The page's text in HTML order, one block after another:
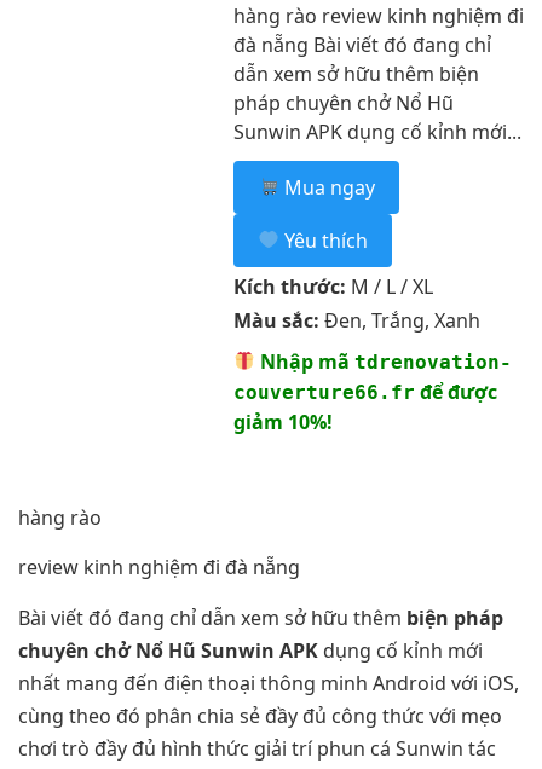
hàng rào review kinh nghiệm đi
đà nẵng Bài viết đó đang chỉ
dẫn xem sở hữu thêm biện
pháp chuyên chở Nổ Hũ
Sunwin APK dụng cố kỉnh mới...
Mua ngay
Yêu thích
Kích thước: M / L / XL
Màu sắc: Đen, Trắng, Xanh
Nhập mã tdrenovation-
couverture66.fr để được
giảm 10%!
hàng rào
review kinh nghiệm đi đà nẵng
Bài viết đó đang chỉ dẫn xem sở hữu thêm biện pháp
chuyên chở Nổ Hũ Sunwin APK dụng cố kỉnh mới
nhất mang đến điện thoại thông minh Android với iOS,
cùng theo đó phân chia sẻ đầy đủ công thức với mẹo
chơi trò đầy đủ hình thức giải trí phun cá Sunwin tác